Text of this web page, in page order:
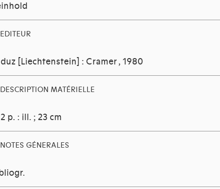
EDITEUR
[Liechtenstein] : Cramer, 1980
DESCRIPTION MATÉRIELLE
p. : ill. ; 23 cm
NOTES GÉNERALES